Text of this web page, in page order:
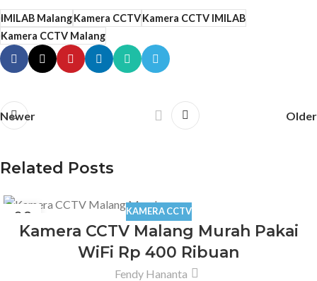
IMILAB MalangKamera CCTVKamera CCTV IMILAB
Kamera CCTV Malang
Newer Older
Related Posts
09
APR
KAMERA CCTV
Kamera CCTV Malang Murah Pakai
WiFi Rp 400 Ribuan
Fendy Hananta